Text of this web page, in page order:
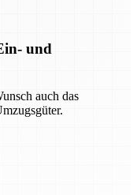
und
auch das